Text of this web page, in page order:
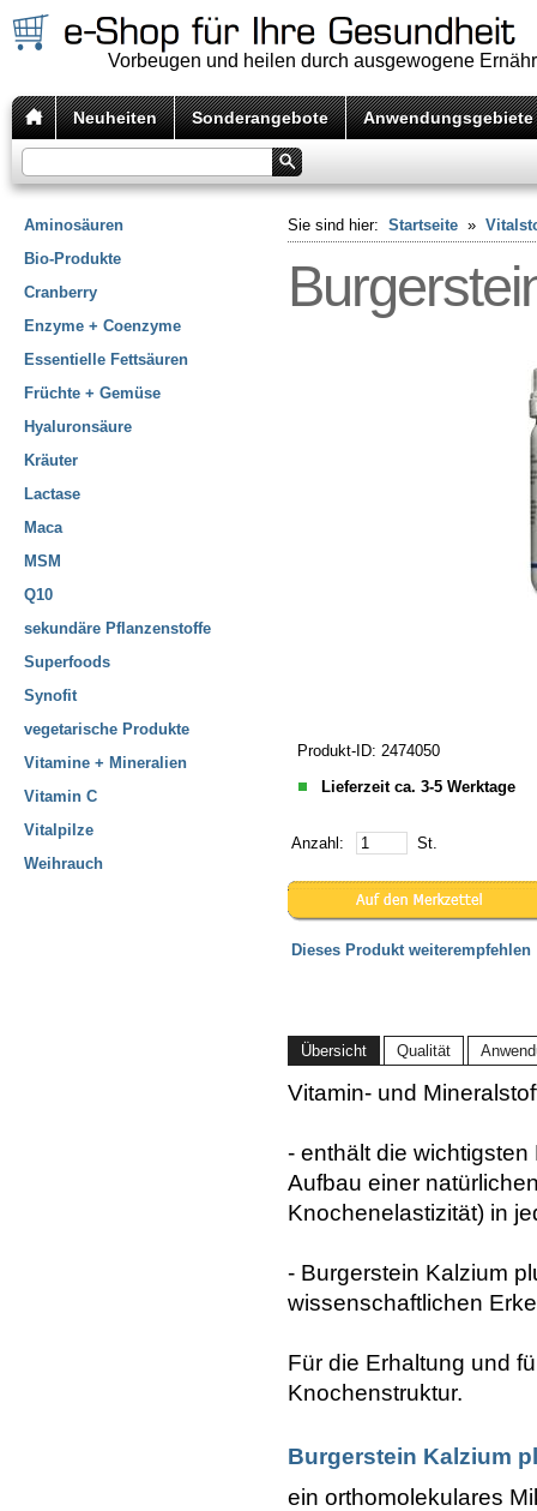
Vorbeugen und heilen durch ausgewogene
Neuheiten Sonderangebote Anwendungsgebiete
Aminosäuren
Bio-Produkte
Cranberry
Enzyme + Coenzyme
Essentielle Fettsäuren
Früchte + Gemüse
Hyaluronsäure
Kräuter
Lactase
Maca
MSM
Q10
sekundäre Pflanzenstoffe
Superfoods
Synofit
vegetarische Produkte
Vitamine + Mineralien
Vitamin C
Vitalpilze
Weihrauch
Sie sind hier: Startseite »
Produkt-ID: 2474050
Lieferzeit ca. 3-5 Werktage
Anzahl: St.
Dieses Produkt weiterempfehlen
Übersicht Qualität
Vitamin- und
- enthält die
Aufbau einer
Knochenelastizität) in
- Burgerstein Kalzium
wissenschaftlichen
Für die Erhaltung und
Knochenstruktur.
Burgerstein Kalzium
ein orthomolekulares